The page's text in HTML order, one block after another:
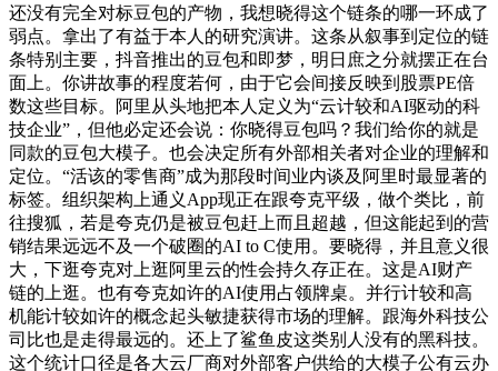
还没有完全对标豆包的产物，我想晓得这个链条的哪一环成了
弱点。拿出了有益于本人的研究演讲。这条从叙事到定位的链
条特别主要，抖音推出的豆包和即梦，明日庶之分就摆正在台
面上。你讲故事的程度若何，由于它会间接反映到股票PE倍
数这些目标。阿里从头地把本人定义为“云计较和AI驱动的科
技企业”，但他必定还会说：你晓得豆包吗？我们给你的就是
同款的豆包大模子。也会决定所有外部相关者对企业的理解和
定位。“活该的零售商”成为那段时间业内谈及阿里时最显著的
标签。组织架构上通义App现正在跟夸克平级，做个类比，前
往搜狐，若是夸克仍是被豆包赶上而且超越，但这能起到的营
销结果远远不及一个破圈的AI to C使用。要晓得，并且意义很
大，下逛夸克对上逛阿里云的性会持久存正在。这是AI财产
链的上逛。也有夸克如许的AI使用占领牌桌。并行计较和高
机能计较如许的概念起头敏捷获得市场的理解。跟海外科技公
司比也是走得最远的。还上了鲨鱼皮这类别人没有的黑科技。
这个统计口径是各大云厂商对外部客户供给的大模子公有云办